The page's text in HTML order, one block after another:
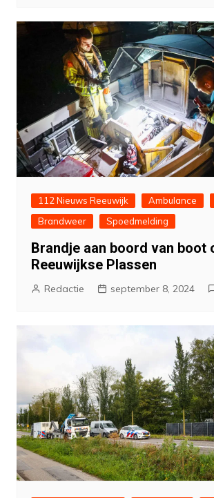
112 Nieuws Reeuwijk Ambulance
Brandweer
Spoedmelding
Brandje aan boord van boot
Reeuwijkse Plassen
Redactie september 8, 2024